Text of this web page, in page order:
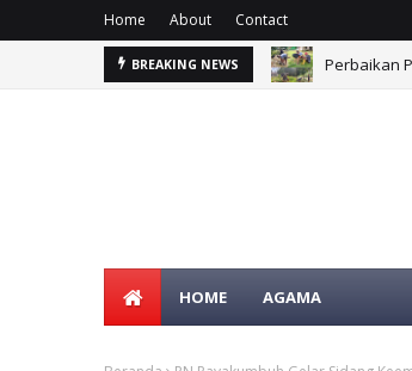
Home About Contact
BREAKING NEWS Perbaikan
HOME AGAMA